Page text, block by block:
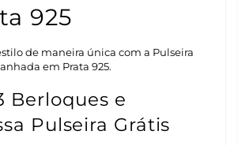
925
de maneira única com a Pulseira
em Prata 925.
Berloques e
Pulseira Grátis